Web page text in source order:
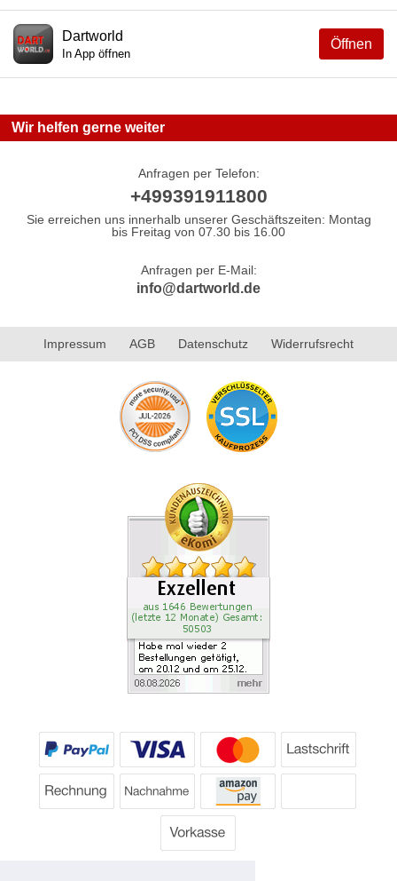
Öffnen
Dartworld
In App öffnen
Wir helfen gerne weiter
Anfragen per Telefon:
+499391911800
Sie erreichen uns innerhalb unserer Geschäftszeiten: Montag
bis Freitag von 07.30 bis 16.00
Anfragen per E-Mail:
info@dartworld.de
Impressum AGB Datenschutz Widerrufsrecht